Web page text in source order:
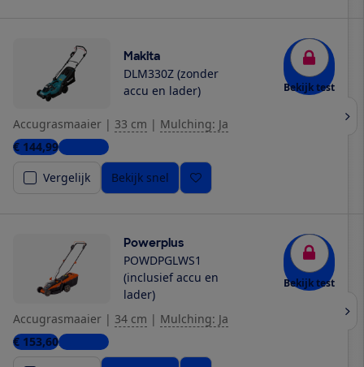
Makita
DLM330Z (zonder
accu en lader)
Bekijk test
Accugrasmaaier | 33 cm | Mulching: Ja
€ 144,995 winkels
Vergelijk
Bekijk snel
Powerplus
POWDPGLWS1
(inclusief accu en
lader)
Bekijk test
Accugrasmaaier | 34 cm | Mulching: Ja
€ 153,602 winkels